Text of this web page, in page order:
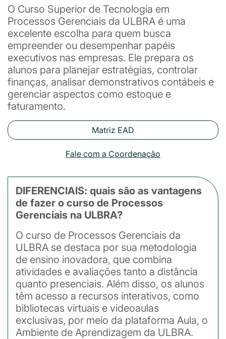
O Curso Superior de Tecnologia em
Processos Gerenciais da ULBRA é uma
excelente escolha para quem busca
empreender ou desempenhar papéis
executivos nas empresas. Ele prepara os
alunos para planejar estratégias, controlar
finanças, analisar demonstrativos contábeis e
gerenciar aspectos como estoque e
faturamento.
Matriz EAD
Fale com a Coordenação
DIFERENCIAIS: quais são as vantagens
de fazer o curso de Processos
Gerenciais na ULBRA?
O curso de Processos Gerenciais da
ULBRA se destaca por sua metodologia
de ensino inovadora, que combina
atividades e avaliações tanto a distância
quanto presenciais. Além disso, os alunos
têm acesso a recursos interativos, como
bibliotecas virtuais e videoaulas
exclusivas, por meio da plataforma Aula, o
Ambiente de Aprendizagem da ULBRA.